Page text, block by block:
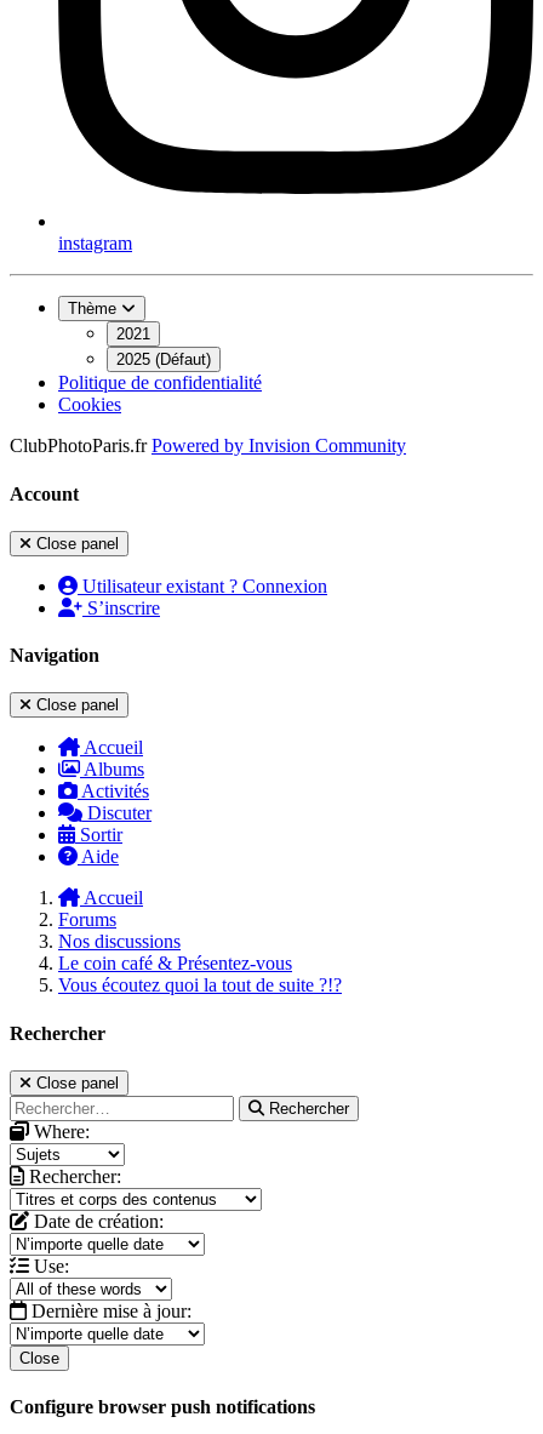
instagram
Thème
2021
2025 (Défaut)
Politique de confidentialité
Cookies
ClubPhotoParis.fr Powered by Invision Community
Account
Close panel
Utilisateur existant ? Connexion
S’inscrire
Navigation
Close panel
Accueil
Albums
Activités
Discuter
Sortir
Aide
Accueil
Forums
Nos discussions
Le coin café & Présentez-vous
Vous écoutez quoi la tout de suite ?!?
Rechercher
Close panel
Rechercher
Where:
Rechercher:
Date de création:
Use:
Dernière mise à jour:
Close
Configure browser push notifications